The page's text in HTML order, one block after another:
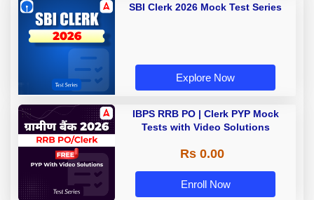
SBI Clerk 2026 Mock Test Series
Explore Now
IBPS RRB PO | Clerk PYP Mock
Tests with Video Solutions
Rs 0.00
Enroll Now